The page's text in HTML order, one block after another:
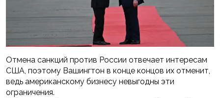
Отмена санкций против России отвечает интересам
США, поэтому Вашингтон в конце концов их отменит,
ведь американскому бизнесу невыгодны эти
ограничения.